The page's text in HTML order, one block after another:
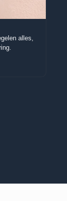
alles,